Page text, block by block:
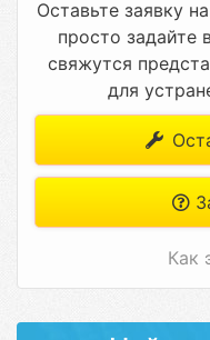
Оставьте заявку
просто задайте
свяжутся
для
Как